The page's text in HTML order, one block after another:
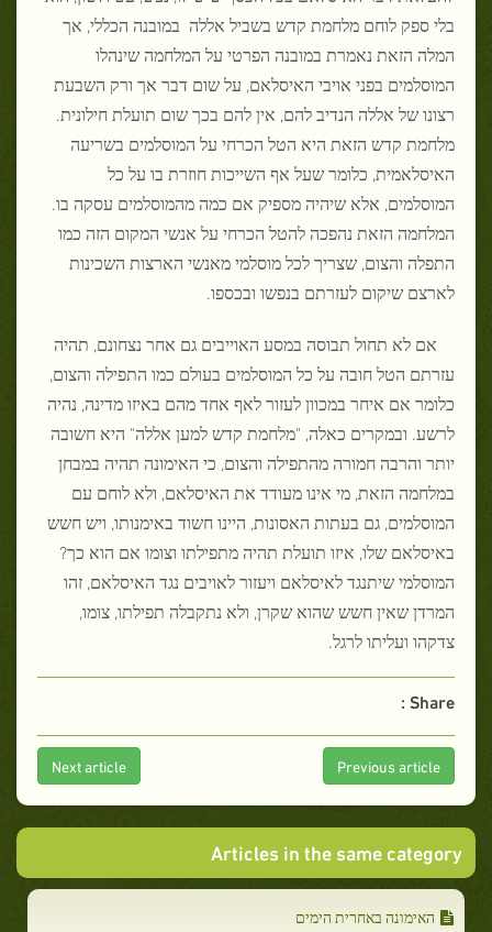
בלי ספק לוחם מלחמת קדש בשביל אללה במובנה הכללי, אך
המלה הזאת נאמרת במובנה הפרטי על המלחמה שינהלו
המוסלמים בפני אויבי האיסלאם, על שום דבר אך ורק השבעת
רצונו של אללה הנדיב להם, אין להם בכך שום תועלת חילונית.
מלחמת קדש הזאת היא הטל הכרחי על המוסלמים בשריעה
האיסלאמית, כלומר שעל אף השייכות חוזרת בו על כל
המוסלמים, אלא שיהיה מספיק אם כמה מהמוסלמים עסקה בו.
המלחמה הזאת נהפכה להטל הכרחי על אנשי המקום הזה כמו
התפלה והצום, שצריך לכל מוסלמי מאנשי הארצות השכינות
לארצם שיקום לעזרתם בנפשו ובכספו.
אם לא תחול תבוסה במסע האוייבים גם אחר נצחונם, תהיה
עזרתם הטל חובה על כל המוסלמים בעולם כמו התפילה והצום,
כלומר אם איחר במכוון לעזור לאף אחד מהם באיזו מדינה, נהיה
לרשע. ובמקרים כאלה, "מלחמת קדש למען אללה" היא חשובה
יותר והרבה חמורה מהתפילה והצום, כי האימונה תהיה במבחן
במלחמה הזאת, מי אינו מעודד את האיסלאם, ולא לוחם עם
המוסלמים, גם בעתות האסונות, היינו חשוד באימנותו, ויש חשש
באיסלאם שלו, איזו תועלת תהיה מתפילתו וצומו אם הוא כך?
המוסלמי שיתנגד לאיסלאם ויעזור לאויבים נגד האיסלאם, זהו
המרדן שאין חשש שהוא שקרן, ולא נתקבלה תפילתו, צומו,
צדקהו ועליתו לרגל.
Share :
Previous article
Next article
Articles in the same category
האימונה באחרית הימים